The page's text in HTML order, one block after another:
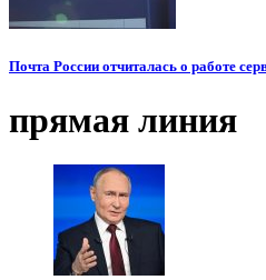
Почта России отчиталась о работе
прямая линия